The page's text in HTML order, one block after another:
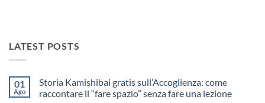
LATEST POSTS
01
Ago
Storia Kamishibai gratis sull’Accoglienza: come
raccontare il “fare spazio” senza fare una lezione